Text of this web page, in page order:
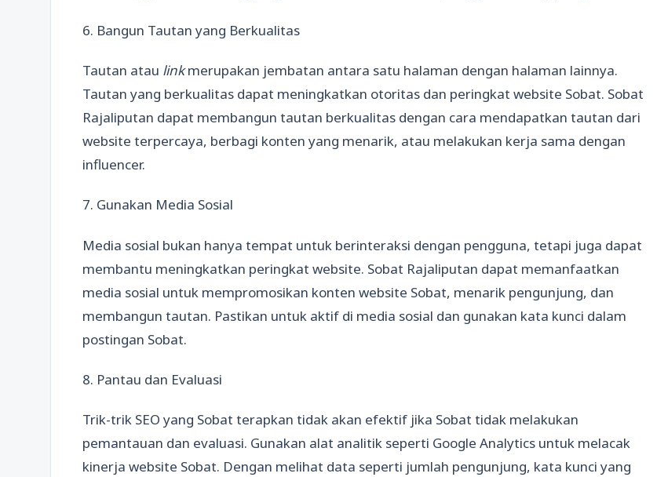
6. Bangun Tautan yang Berkualitas
Tautan atau linkmerupakan jembatan antara satu halaman dengan halaman lainnya.
Tautan yang berkualitas dapat meningkatkan otoritas dan peringkat website Sobat. Sobat
Rajaliputan dapat membangun tautan berkualitas dengan cara mendapatkan tautan dari
website terpercaya, berbagi konten yang menarik, atau melakukan kerja sama dengan
influencer.
7. Gunakan Media Sosial
Media sosial bukan hanya tempat untuk berinteraksi dengan pengguna, tetapi juga dapat
membantu meningkatkan peringkat website. Sobat Rajaliputan dapat memanfaatkan
media sosial untuk mempromosikan konten website Sobat, menarik pengunjung, dan
membangun tautan. Pastikan untuk aktif di media sosial dan gunakan kata kunci dalam
postingan Sobat.
8. Pantau dan Evaluasi
Trik-trik SEO yang Sobat terapkan tidak akan efektif jika Sobat tidak melakukan
pemantauan dan evaluasi. Gunakan alat analitik seperti Google Analytics untuk melacak
kinerja website Sobat. Dengan melihat data seperti jumlah pengunjung, kata kunci yang